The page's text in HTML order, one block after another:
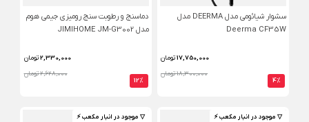
سشوار شیائومی مدل DEERMA مدل
Deerma CF35W
17,750,000تومان
18,300,000 تومان
4%
دماسنج و رطوبت سنج رومیزی جیمی هوم
مدل JIMIHOME JM-G3002
2,330,000تومان
2,628,000 تومان
12%
▽ موجود در انبار مکعب ⚡️ ▽ موجود در انبار مکعب ⚡️